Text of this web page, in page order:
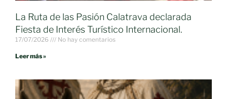
La Ruta de las Pasión Calatrava declarada
Fiesta de Interés Turístico Internacional.
17/07/2026 No hay comentarios
Leer más »